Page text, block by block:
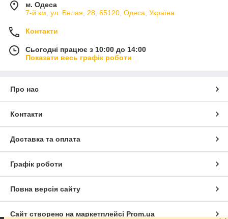
м. Одеса
7-й км, ул. Белая, 28, 65120, Одеса, Україна
Контакти
Сьогодні працює з 10:00 до 14:00
Показати весь графік роботи
Про нас
Контакти
Доставка та оплата
Графік роботи
Повна версія сайту
Сайт створено на маркетплейсі Prom.ua